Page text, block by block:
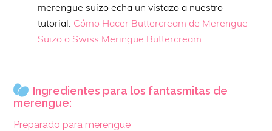
merengue suizo echa un vistazo a nuestro
tutorial: Cómo Hacer Buttercream de Merengue
Suizo o Swiss Meringue Buttercream
Ingredientes para los fantasmitas de
merengue:
Preparado para merengue